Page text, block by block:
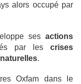
alors occupé par
sesactions
par les crises
.
Oxfam dans le